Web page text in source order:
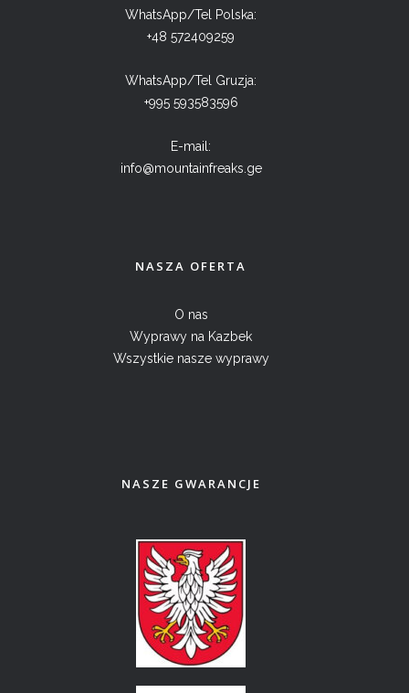
WhatsApp/Tel Polska:
+48 572409259
WhatsApp/Tel Gruzja:
+995 593583596
E-mail:
info@mountainfreaks.ge
NASZA OFERTA
O nas
Wyprawy na Kazbek
Wszystkie nasze wyprawy
NASZE GWARANCJE